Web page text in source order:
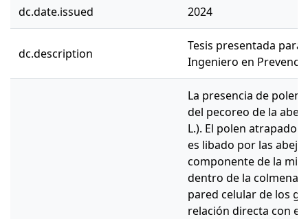
dc.date.issued 2024
dc.description
Tesis presentada
Ingeniero en
La presencia de polen
del pecoreo de la
L.). El polen atrapado
es libado por las
componente de la
dentro de la colmena.
pared celular de los
relación directa con el